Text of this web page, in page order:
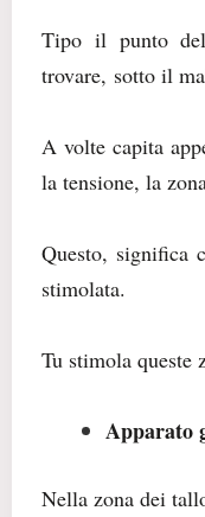
Tipo il punto
trovare, sotto il
A volte capita
la tensione, la
Questo, significa
stimolata.
Tu stimola queste
Apparato
Nella zona dei